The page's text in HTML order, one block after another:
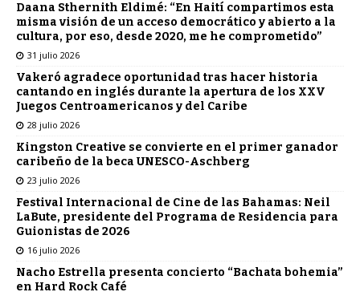
Daana Sthernith Eldimé: “En Haití compartimos esta
misma visión de un acceso democrático y abierto a la
cultura, por eso, desde 2020, me he comprometido”
31 julio 2026
Vakeró agradece oportunidad tras hacer historia
cantando en inglés durante la apertura de los XXV
Juegos Centroamericanos y del Caribe
28 julio 2026
Kingston Creative se convierte en el primer ganador
caribeño de la beca UNESCO-Aschberg
23 julio 2026
Festival Internacional de Cine de las Bahamas: Neil
LaBute, presidente del Programa de Residencia para
Guionistas de 2026
16 julio 2026
Nacho Estrella presenta concierto “Bachata bohemia”
en Hard Rock Café